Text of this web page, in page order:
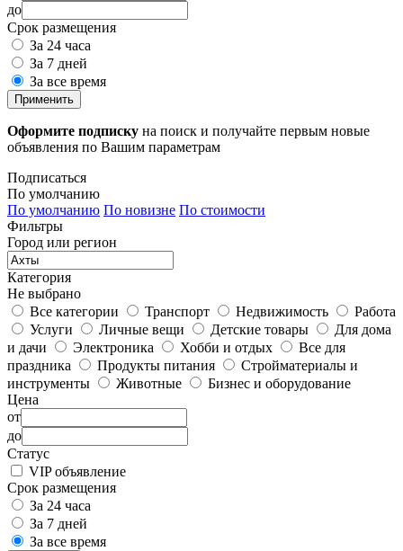
до
Срок размещения
За 24 часа
За 7 дней
За все время
Применить
Оформите подписку на поиск и получайте первым новые
объявления по Вашим параметрам
Подписаться
По умолчанию
По умолчанию По новизне По стоимости
Фильтры
Город или регион
Категория
Не выбрано
Все категории
Транспорт Недвижимость
Работа
Услуги
Личные вещи Детские товары
Для дома
и дачи
Электроника Хобби и отдых
Все для
праздника
Продукты питания
Стройматериалы и
инструменты
Животные
Бизнес и оборудование
Цена
от
до
Статус
VIP объявление
Срок размещения
За 24 часа
За 7 дней
За все время